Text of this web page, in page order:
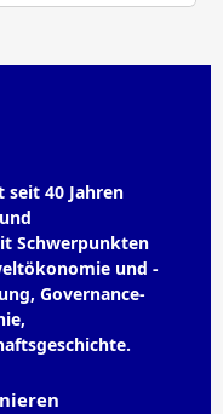
40 Jahren
Schwerpunkten
und -
Governance-